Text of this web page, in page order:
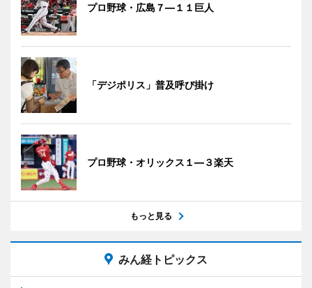
プロ野球・広島７―１１巨人
「デジポリス」普及呼び掛け
プロ野球・オリックス１―３楽天
もっと見る
みん経トピックス